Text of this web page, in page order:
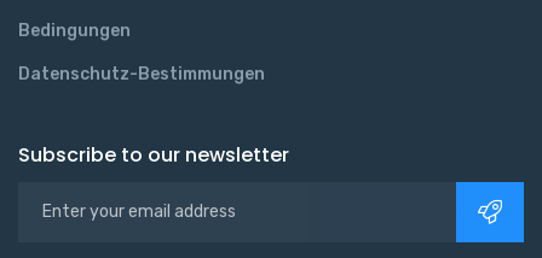
Bedingungen
Datenschutz-Bestimmungen
Subscribe to our newsletter